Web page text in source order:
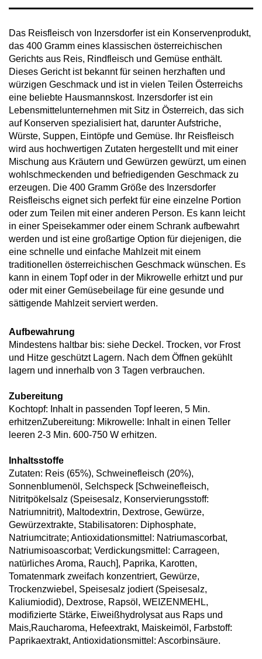
Das Reisfleisch von Inzersdorfer ist ein Konservenprodukt,
das 400 Gramm eines klassischen österreichischen
Gerichts aus Reis, Rindfleisch und Gemüse enthält.
Dieses Gericht ist bekannt für seinen herzhaften und
würzigen Geschmack und ist in vielen Teilen Österreichs
eine beliebte Hausmannskost. Inzersdorfer ist ein
Lebensmittelunternehmen mit Sitz in Österreich, das sich
auf Konserven spezialisiert hat, darunter Aufstriche,
Würste, Suppen, Eintöpfe und Gemüse. Ihr Reisfleisch
wird aus hochwertigen Zutaten hergestellt und mit einer
Mischung aus Kräutern und Gewürzen gewürzt, um einen
wohlschmeckenden und befriedigenden Geschmack zu
erzeugen. Die 400 Gramm Größe des Inzersdorfer
Reisfleischs eignet sich perfekt für eine einzelne Portion
oder zum Teilen mit einer anderen Person. Es kann leicht
in einer Speisekammer oder einem Schrank aufbewahrt
werden und ist eine großartige Option für diejenigen, die
eine schnelle und einfache Mahlzeit mit einem
traditionellen österreichischen Geschmack wünschen. Es
kann in einem Topf oder in der Mikrowelle erhitzt und pur
oder mit einer Gemüsebeilage für eine gesunde und
sättigende Mahlzeit serviert werden.
Aufbewahrung
Mindestens haltbar bis: siehe Deckel. Trocken, vor Frost
und Hitze geschützt Lagern. Nach dem Öffnen gekühlt
lagern und innerhalb von 3 Tagen verbrauchen.
Zubereitung
Kochtopf: Inhalt in passenden Topf leeren, 5 Min.
erhitzenZubereitung: Mikrowelle: Inhalt in einen Teller
leeren 2-3 Min. 600-750 W erhitzen.
Inhaltsstoffe
Zutaten: Reis (65%), Schweinefleisch (20%),
Sonnenblumenöl, Selchspeck [Schweinefleisch,
Nitritpökelsalz (Speisesalz, Konservierungsstoff:
Natriumnitrit), Maltodextrin, Dextrose, Gewürze,
Gewürzextrakte, Stabilisatoren: Diphosphate,
Natriumcitrate; Antioxidationsmittel: Natriumascorbat,
Natriumisoascorbat; Verdickungsmittel: Carrageen,
natürliches Aroma, Rauch], Paprika, Karotten,
Tomatenmark zweifach konzentriert, Gewürze,
Trockenzwiebel, Speisesalz jodiert (Speisesalz,
Kaliumiodid), Dextrose, Rapsöl, WEIZENMEHL,
modifizierte Stärke, Eiweißhydrolysat aus Raps und
Mais,Raucharoma, Hefeextrakt, Maiskeimöl, Farbstoff:
Paprikaextrakt, Antioxidationsmittel: Ascorbinsäure.